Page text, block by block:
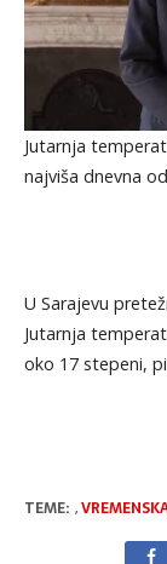
Jutarnja
najviša dnevna
U Sarajevu
Jutarnja
oko 17 stepeni,
TEME: ,